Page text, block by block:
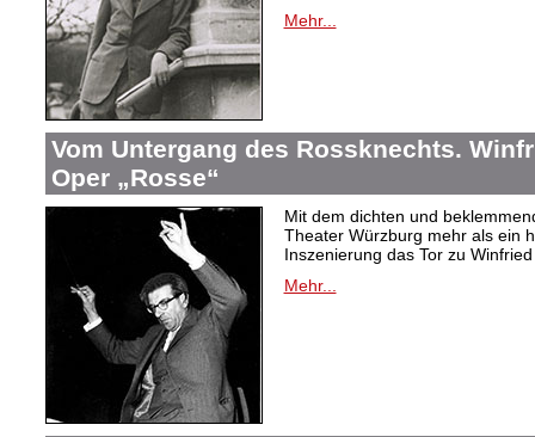
Mehr...
Vom Untergang des Rossknechts.
Oper „Rosse“
Mit dem dichten und
Theater Würzburg mehr als ein
Inszenierung das Tor zu
Mehr...